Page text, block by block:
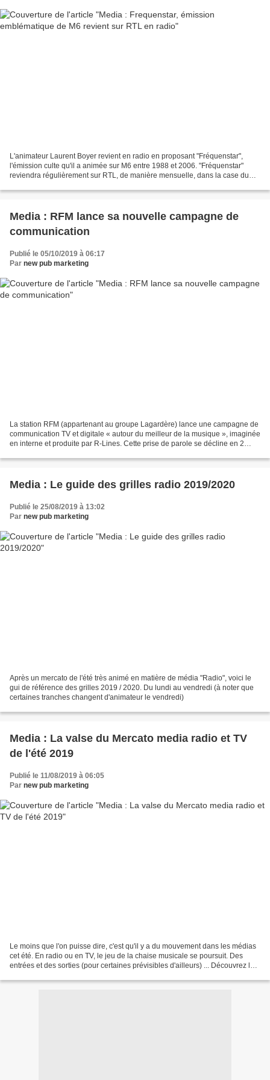
L'animateur Laurent Boyer revient en radio en proposant "Fréquenstar",
l'émission culte qu'il a animée sur M6 entre 1988 et 2006. "Fréquenstar"
reviendra régulièrement sur RTL, de manière mensuelle, dans la case du
Media : RFM lance sa nouvelle campagne de
communication
Publié le 05/10/2019 à 06:17
Par new pub marketing
La station RFM (appartenant au groupe Lagardère) lance une campagne de
communication TV et digitale « autour du meilleur de la musique », imaginée
en interne et produite par R-Lines. Cette prise de parole se décline en 2
Media : Le guide des grilles radio 2019/2020
Publié le 25/08/2019 à 13:02
Par new pub marketing
Après un mercato de l'été très animé en matière de média "Radio", voici le
gui de référence des grilles 2019 / 2020. Du lundi au vendredi (à noter que
certaines tranches changent d'animateur le vendredi)
Media : La valse du Mercato media radio et TV
de l'été 2019
Publié le 11/08/2019 à 06:05
Par new pub marketing
Le moins que l'on puisse dire, c'est qu'il y a du mouvement dans les médias
cet été. En radio ou en TV, le jeu de la chaise musicale se poursuit. Des
entrées et des sorties (pour certaines prévisibles d'ailleurs) ... Découvrez le